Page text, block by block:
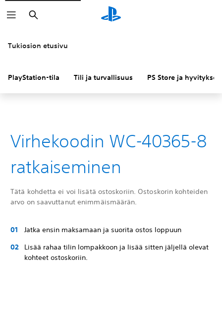
Haku
Tukiosion etusivu
PlayStation-tila Tili ja turvallisuus PS Store ja hyvitykset
Virhekoodin WC-40365-8
ratkaiseminen
Tätä kohdetta ei voi lisätä ostoskoriin. Ostoskorin kohteiden
arvo on saavuttanut enimmäismäärän.
Jatka ensin maksamaan ja suorita ostos loppuun
Lisää rahaa tilin lompakkoon ja lisää sitten jäljellä olevat
kohteet ostoskoriin.